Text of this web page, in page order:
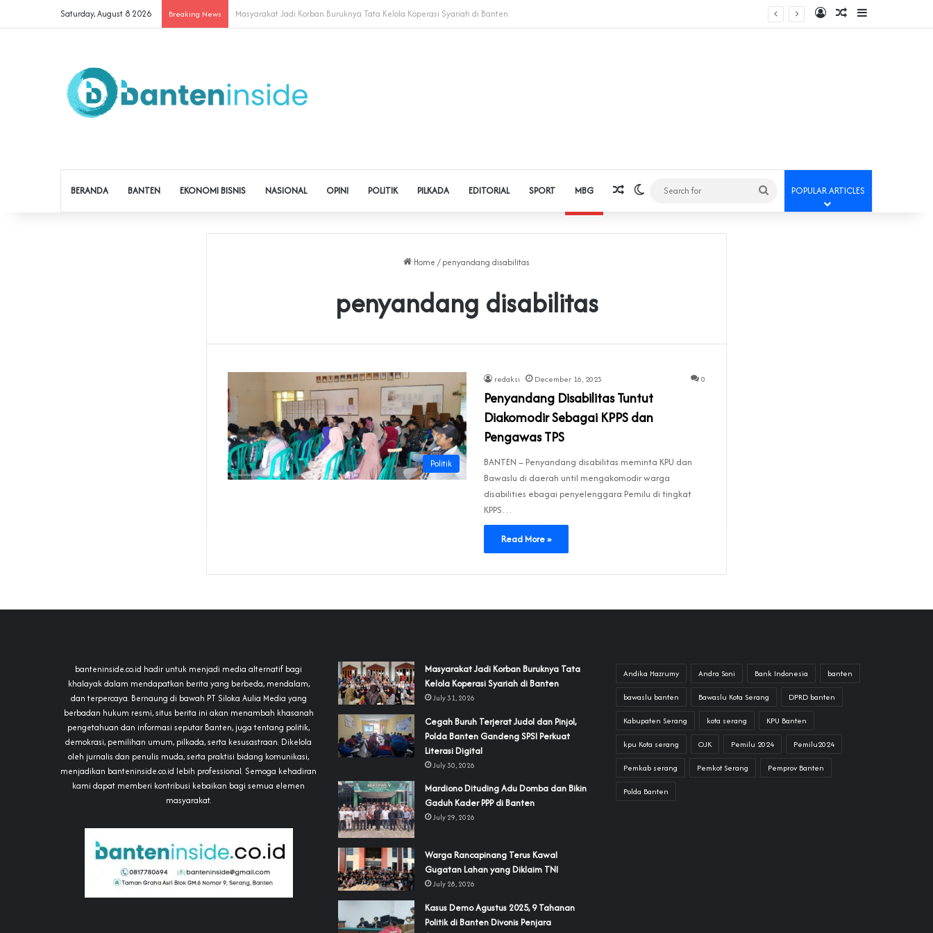
Saturday, August 8 2026 Breaking News Cegah Buruh Terjerat Judol dan Pinjol, Polda Banten Gandeng SPSI Perkuat Literasi Digital Log InRandom Article
Sidebar
BERANDA BANTEN EKONOMI BISNIS NASIONAL OPINI POLITIK PILKADA EDITORIAL SPORT MBG Random Article
Switch skin
Search
for
POPULAR ARTICLES
Home / penyandang disabilitas
penyandang disabilitas
Politik
redaksi December 16, 2023 0
Penyandang Disabilitas Tuntut
Diakomodir Sebagai KPPS dan
Pengawas TPS
BANTEN – Penyandang disabilitas meminta KPU dan
Bawaslu di daerah until mengakomodir warga
disabilities ebagai penyelenggara Pemilu di tingkat
KPPS…
Read More »
banteninside.co.id hadir untuk menjadi media alternatif bagi
khalayak dalam mendapatkan berita yang berbeda, mendalam,
dan terpercaya. Bernaung di bawah PT Siloka Aulia Media yang
berbadan hukum resmi, situs berita ini akan menambah khasanah
pengetahuan dan informasi seputar Banten, juga tentang politik,
demokrasi, pemilihan umum, pilkada, serta kesusastraan. Dikelola
oleh jurnalis dan penulis muda, serta praktisi bidang komunikasi,
menjadikan banteninside.co.id lebih professional. Semoga kehadiran
kami dapat memberi kontribusi kebaikan bagi semua elemen
masyarakat.
‎Masyarakat Jadi Korban Buruknya Tata
Kelola Koperasi Syariah di Banten
July 31, 2026
Cegah Buruh Terjerat Judol dan Pinjol,
Polda Banten Gandeng SPSI Perkuat
Literasi Digital
July 30, 2026
‎Mardiono Dituding Adu Domba dan Bikin
Gaduh Kader PPP di Banten
July 29, 2026
‎Warga Rancapinang Terus Kawal
Gugatan Lahan yang Diklaim TNI‎‎
July 28, 2026
‎Kasus Demo Agustus 2025, 9 Tahanan
Politik di Banten Divonis Penjara
Andika Hazrumy Andra Soni Bank Indonesia banten
bawaslu banten Bawaslu Kota Serang DPRD banten
Kabupaten Serang kota serang KPU Banten
kpu Kota serang OJK Pemilu 2024 Pemilu2024
Pemkab serang Pemkot Serang Pemprov Banten
Polda Banten